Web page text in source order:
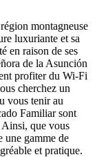
montagneuse
luxuriante et sa
en raison de ses
de la Asunción
profiter du Wi-Fi
cherchez un
vous tenir au
Familiar sont
que vous
une gamme de
et pratique.